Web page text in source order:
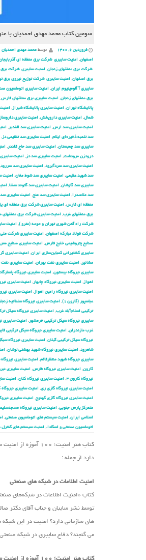
سومین کتاب محمد مهدی احمدیان با
فروردین ۶, ۱۴۰۰ توسط محمد مهدی احمدیان
اصفهان, امنیت سایبری شركت برق منطقه ای
شركت برق منطقهای زنجان, امنیت سایبری شركت برق
برق اصفهان, امنیت سایبری شركت توزیع نیروی برق
سایبری آ آلومینیوم ایران, امنیت سایبری اتوماسیون
برق منطقهای زنجان, امنیت سایبری برق منطقهای فارس,
پالایشگاه تهران, امنیت سایبری پالایشگاه شیراز ,
شمال, امنیت سایبری داروپخش, امنیت سایبری
امنیت سایبری سد ارس, امنیت سایبری سد الغدیر ,
سد تلمبه ذخیره‌ای ایلام, امنیت سایبری سد تنظیمی دز ,
سایبری سد چمبستان, امنیت سایبری سد حاج قلندر ,
درودزن مرودشت, امنیت سایبری سد دز , امنیت
امنیت سایبری سد سردآبرود, امنیت سایبری سد سررود,
سد شهید عظیمی, امنیت سایبری سد شوط مغان, امنیت
سایبری سد گاوشان, امنیت سایبری سد گتوند سفلا,
سد ملاصدرا, امنیت سایبری سد منج, امنیت سایبری
منطقه ای فارس, امنیت سایبری شركت برق منطقه ای
برق منطقهای غرب, امنیت سایبری شركت برق منطقهای
شركت راه آهن شهری تهران و حومه (مترو ), امنیت
شرکت فولاد مبارکه اصفهان, امنیت سایبری شرکت
صنایع پتروشیمی خلیج فارس, امنیت سایبری صنایع مس
سایبری کشتیرانی کمباین‌سازی ایران, امنیت سایبری
مشانیر , امنیت سایبری نفت بهران, امنیت سایبری
سایبری نیروگاه بیستون, امنیت سایبری نیروگاه
اهواز , امنیت سایبری نیروگاه چابهار , امنیت سایبری
امنیت سایبری نیروگاه رامین اهواز , امنیت سایبری
عباسپور (کارون ۱)
, امنیت سایبری نیروگاه سلطانیه
ترکیبی اسلام‌آباد غرب, امنیت سایبری نیروگاه سیکل
سایبری نیروگاه سیکل ترکیبی خرمشهر , امنیت سایبری
غرب مازندران, امنیت سایبری نیروگاه سیکل ترکیبی
نیروگاه سیکل ترکیبی گیلان, امنیت سایبری نیروگاه
شاهرود, امنیت سایبری نیروگاه شهید بهشتی لوشان,
سایبری نیروگاه شهید منتظرقائم, امنیت سایبری
کارون, امنیت سایبری نیروگاه فارس, امنیت سایبری
نیروگاه کارون ۴
, امنیت سایبری نیروگاه کلان, امنیت
امنیت سایبری نیروگاه گازی ری, امنیت سایبری
امنیت سایبری نیروگاه گازی کهنوج, امنیت سایبری
متمرکز پارس جنوبی, امنیت سایبری نیروگاه
اسلامی ایران, امنیت سیستم های اتوماسیون صنعتی,
اتوماسیون صنعتی و اسکادا،, امنیت سیستم های کنترل
کتاب هنر امنیت؛
دارد از جمله :
امنیت اطلاعات در شبکه های صنعتی
کتاب «امنیت اطلاعات در شبکه‌های
توسط نشر سایبان و جناب آقای دکتر
های سازمانی دارد؟ امنیت در این
می گنجند؟ دفاع سایبری در شبکه